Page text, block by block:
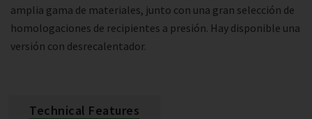
amplia gama de materiales, junto con una gran selección de
homologaciones de recipientes a presión. Hay disponible una
versión con desrecalentador.
Technical Features